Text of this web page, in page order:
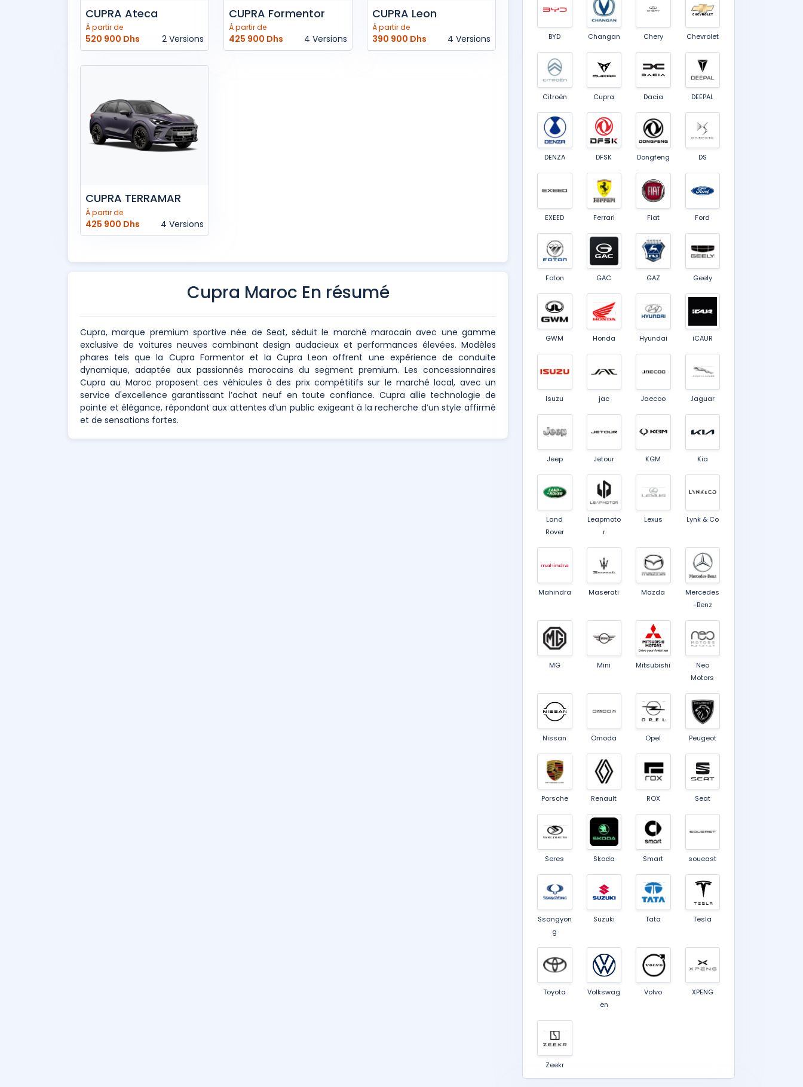
CUPRA Ateca
À partir de
520 900 Dhs 2 Versions
CUPRA Formentor
À partir de
425 900 Dhs 4 Versions
CUPRA Leon
À partir de
390 900 Dhs 4 Versions
CUPRA TERRAMAR
À partir de
425 900 Dhs 4 Versions
Cupra Maroc En résumé
Cupra, marque premium sportive née de Seat, séduit le marché marocain avec une gamme
exclusive de voitures neuves combinant design audacieux et performances élevées. Modèles
phares tels que la Cupra Formentor et la Cupra Leon offrent une expérience de conduite
dynamique, adaptée aux passionnés marocains du segment premium. Les concessionnaires
Cupra au Maroc proposent ces véhicules à des prix compétitifs sur le marché local, avec un
service d'excellence garantissant l’achat neuf en toute confiance. Cupra allie technologie de
pointe et élégance, répondant aux attentes d’un public exigeant à la recherche d’un style affirmé
et de sensations fortes.
BYD Changan Chery Chevrolet
Citroën Cupra Dacia DEEPAL
DENZA DFSK Dongfeng DS
EXEED Ferrari Fiat Ford
Foton GAC GAZ Geely
GWM Honda Hyundai iCAUR
Isuzu jac Jaecoo Jaguar
Jeep Jetour KGM Kia
Land
Rover
Leapmoto
r
Lexus Lynk & Co
Mahindra Maserati Mazda
Mercedes
-Benz
MG Mini Mitsubishi
Neo
Motors
Nissan Omoda Opel Peugeot
Porsche Renault ROX Seat
Seres Skoda Smart soueast
Ssangyon
g
Suzuki Tata Tesla
Toyota
Volkswag
en
Volvo XPENG
Zeekr